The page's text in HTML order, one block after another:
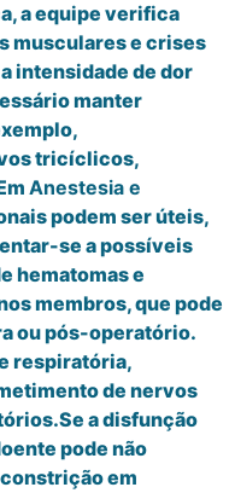
a equipe verifica
musculares e crises
intensidade de dor
manter
tricíclicos,
Anestesia e
podem ser úteis,
se a possíveis
hematomas e
membros, que pode
ou pós-operatório.
respiratória,
de nervos
a disfunção
pode não
em